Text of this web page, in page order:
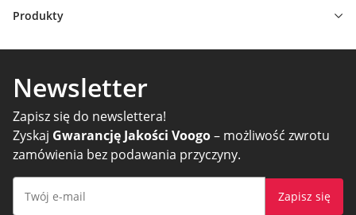
Produkty
Newsletter
Zapisz się do newslettera!
Zyskaj Gwarancję Jakości Voogo– możliwość zwrotu
zamówienia bez podawania przyczyny.
Zapisz się